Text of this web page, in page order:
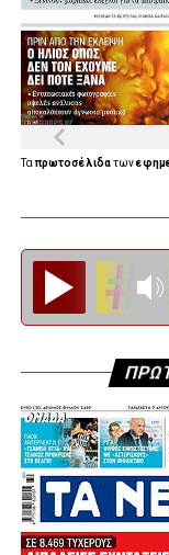
ΑΝΤΙΠΡΟΣΩΠΙΑ
ΘΟΔΩΡΗΣ
ΠΕΡΙΣΤΕΡΙΟΥ
ΝΙΚΟΣ
ΧΑΙΔΑΡΙΟΥ
ΔΕΣΠΟΙΝΑ
ΑΙΓΑΛΕΩ
ΛΕΩΝΙΔΑΣ
ΑΓΙΑΣ ΒΑΡΒΑΡΑΣ
ΦΙΛΙΠΠΟΣ
ΝΑΝΤΙΑ
ΑΡΗΣ
ΣΤΡΑΤΗΓΙΚΟΥ
Ταπρωτοσέλιδατων